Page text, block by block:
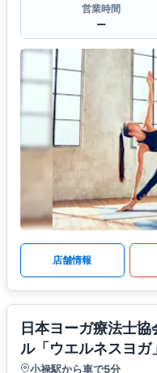
営業時間
ー
店舗情報
日本ヨーガ療法士
ル「ウエルネスヨガ」
小禄駅から車で5分